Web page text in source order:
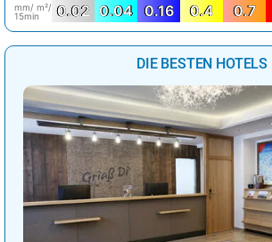
mm/ m²/
15min
0.02 0.04 0.16 0.4 0.7
DIE BESTEN HOTELS